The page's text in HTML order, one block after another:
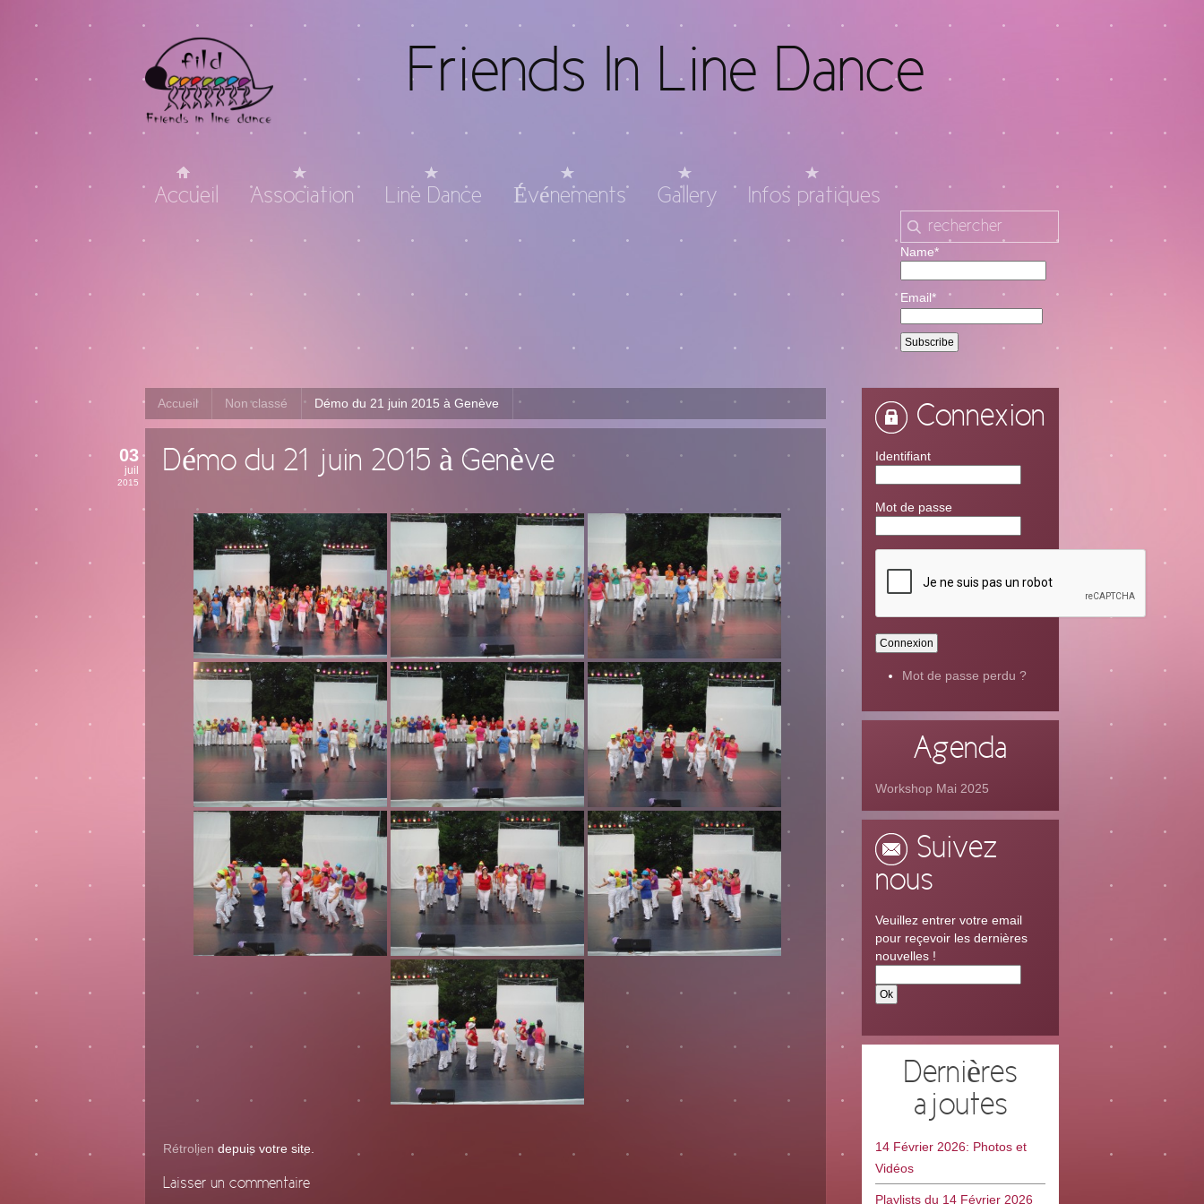
Friends In Line Dance
Accueil Association Line Dance Événements Gallery Infos pratiques
Name*
Email*
Accueil Non classé Démo du 21 juin 2015 à Genève
03
juil
2015
Démo du 21 juin 2015 à Genève
Rétrolien depuis votre site.
Laisser un commentaire
Connexion
Identifiant
Mot de passe
Mot de passe perdu ?
Agenda
Workshop Mai 2025
Suivez
nous
Veuillez entrer votre email
pour reçevoir les dernières
nouvelles !
Dernières
ajoutes
14 Février 2026: Photos et
Vidéos
Playlists du 14 Février 2026